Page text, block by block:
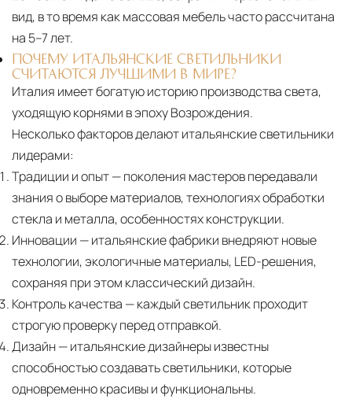
вид, в то время как массовая мебель часто рассчитана
на 5–7 лет.
ПОЧЕМУ ИТАЛЬЯНСКИЕ СВЕТИЛЬНИКИ
СЧИТАЮТСЯ ЛУЧШИМИ В МИРЕ?
Италия имеет богатую историю производства света,
уходящую корнями в эпоху Возрождения.
Несколько факторов делают итальянские светильники
лидерами:
Традиции и опыт— поколения мастеров передавали
знания о выборе материалов, технологиях обработки
стекла и металла, особенностях конструкции.
Инновации — итальянские фабрики внедряют новые
технологии, экологичные материалы, LED-решения,
сохраняя при этом классический дизайн.
Контроль качества — каждый светильник проходит
строгую проверку перед отправкой.
Дизайн— итальянские дизайнеры известны
способностью создавать светильники, которые
одновременно красивы и функциональны.